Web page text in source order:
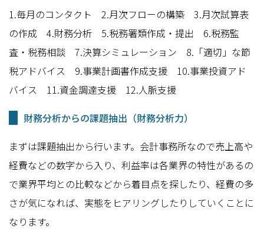
1.毎月のコンタクト 2.月次フローの構築 3.月次試算表
の作成 4.財務分析 5.税務署類作成・提出 6.税務監
査・税務相談 7.決算シミュレーション 8.「適切」な節
税アドバイス 9.事業計画書作成支援 10.事業投資アド
バイス 11.資金調達支援 12.人脈支援
財務分析からの課題抽出（財務分析力）
まずは課題抽出から行います。会計事務所なので売上高や
経費などの数字から入り、利益率は各業界の特性があるの
で業界平均との比較などから着目点を探したり、経費の多
さが気になれば、実態をヒアリングしたりしていくことに
なります。